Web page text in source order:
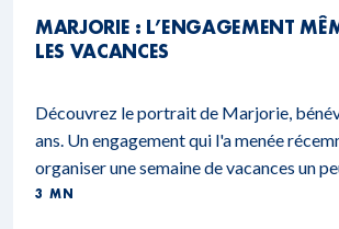
MARJORIE : L’ENGAGEMENT
LES VACANCES
Découvrez le portrait de Marjorie,
ans. Un engagement qui l'a menée
organiser une semaine de vacances un
3 MN